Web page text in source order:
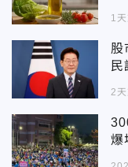
1天
股
民
2天
爆